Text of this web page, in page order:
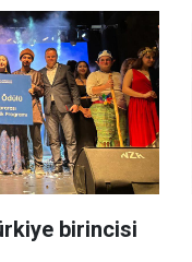
birincisi